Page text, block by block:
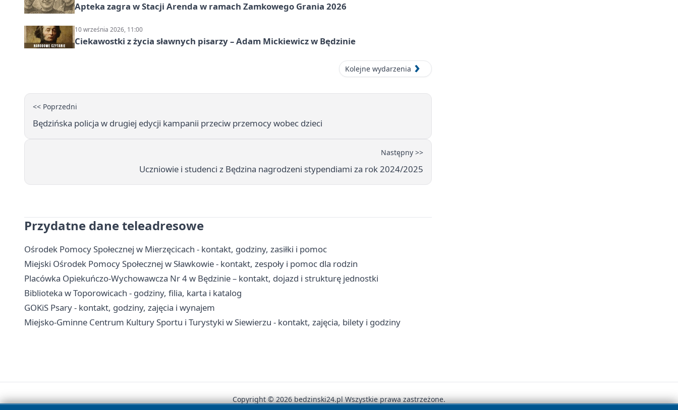
Apteka zagra w Stacji Arenda w ramach Zamkowego Grania 2026
10 września 2026, 11:00
Ciekawostki z życia sławnych pisarzy – Adam Mickiewicz w Będzinie
Kolejne wydarzenia
<< Poprzedni
Będzińska policja w drugiej edycji kampanii przeciw przemocy wobec dzieci
Następny >>
Uczniowie i studenci z Będzina nagrodzeni stypendiami za rok 2024/2025
Przydatne dane teleadresowe
Ośrodek Pomocy Społecznej w Mierzęcicach - kontakt, godziny, zasiłki i pomoc
Miejski Ośrodek Pomocy Społecznej w Sławkowie - kontakt, zespoły i pomoc dla rodzin
Placówka Opiekuńczo-Wychowawcza Nr 4 w Będzinie – kontakt, dojazd i strukturę jednostki
Biblioteka w Toporowicach - godziny, filia, karta i katalog
GOKiS Psary - kontakt, godziny, zajęcia i wynajem
Miejsko-Gminne Centrum Kultury Sportu i Turystyki w Siewierzu - kontakt, zajęcia, bilety i godziny
Copyright © 2026 bedzinski24.pl Wszystkie prawa zastrzeżone.